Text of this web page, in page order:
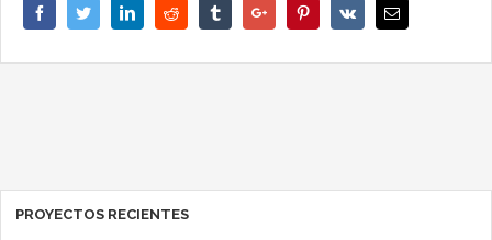
FacebookTwitterLinkedinReddit TumblrGoogle+ PinterestVk Email
PROYECTOS RECIENTES